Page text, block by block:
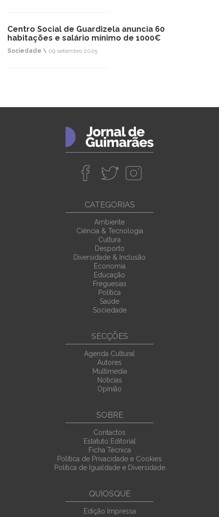
Centro Social de Guardizela anuncia 60
habitações e salário mínimo de 1000€
Sociedade \ 09 setembro 2025
CATEGORIAS
Ambiente
Ciência & Tecnologia
Cultura
Desporto
Diversidade & Inclusão
Economia
Educação
Freguesias
Política
Saúde
Sociedade
SECÇÕES
Agenda Cultural
Autores
Multimedia
Noticias
Opinião
SOBRE
Contactos
Estatuto Editorial
Ficha Técnica
Política de Privacidade e Cookies
Política de Igualdade e Diversidade
QUIOSQUE
Edição Impressa